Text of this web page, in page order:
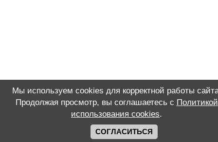
Мы используем cookies для корректной работы
Продолжая просмотр, вы соглашаетесь с Политикой
использования cookies.
СОГЛАСИТЬСЯ